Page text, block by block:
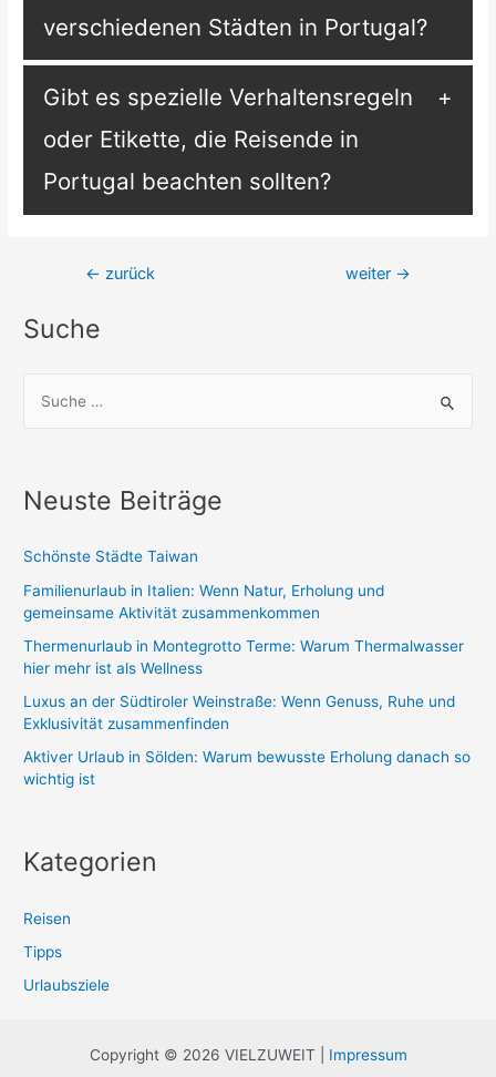
verschiedenen Städten in Portugal?
Gibt es spezielle Verhaltensregeln
oder Etikette, die Reisende in
Portugal beachten sollten?
Beitragsnavigation
← zurück weiter →
Suche
e
n
a
c
h
Neuste Beiträge
Schönste Städte Taiwan
Familienurlaub in Italien: Wenn Natur, Erholung und
gemeinsame Aktivität zusammenkommen
Thermenurlaub in Montegrotto Terme: Warum Thermalwasser
hier mehr ist als Wellness
Luxus an der Südtiroler Weinstraße: Wenn Genuss, Ruhe und
Exklusivität zusammenfinden
Aktiver Urlaub in Sölden: Warum bewusste Erholung danach so
wichtig ist
Kategorien
Reisen
Tipps
Urlaubsziele
Copyright © 2026 VIELZUWEIT | Impressum